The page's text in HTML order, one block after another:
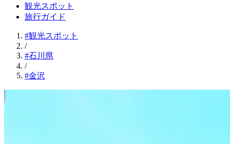
観光スポット
旅行ガイド
#観光スポット
/
#石川県
/
#金沢